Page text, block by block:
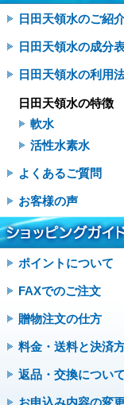
日田天領水のご紹
日田天領水の成分
日田天領水の利用
日田天領水の特徴
軟水
活性水素水
よくあるご質問
お客様の声
ポイントについて
FAXでのご注文
贈物注文の仕方
料金・送料と決済
返品・交換について
お申込み内容の変